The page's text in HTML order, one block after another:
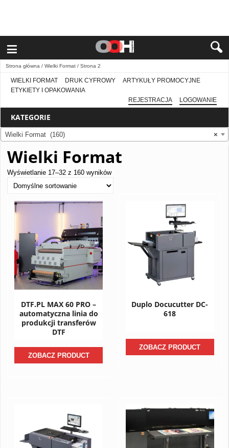
≡
Strona główna / Wielki Format / Strona 2
WIELKI FORMAT DRUK CYFROWY
ARTYKUŁY PROMOCYJNE
ETYKIETY I OPAKOWANIA
REJESTRACJA
LOGOWANIE
KATEGORIE
×
Wielki Format (160)
Wielki Format
Wyświetlanie 17–32 z 160 wyników
DTF.PL MAX 60 PRO –
automatyczna linia do
produkcji transferów
DTF
ZOBACZ PRODUCT
Duplo Docucutter DC-
618
ZOBACZ PRODUCT